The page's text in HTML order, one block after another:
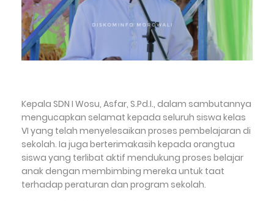
Kepala SDN I Wosu, Asfar, S.Pd.I., dalam sambutannya
mengucapkan selamat kepada seluruh siswa kelas
VI yang telah menyelesaikan proses pembelajaran di
sekolah. Ia juga berterimakasih kepada orangtua
siswa yang terlibat aktif mendukung proses belajar
anak dengan membimbing mereka untuk taat
terhadap peraturan dan program sekolah.